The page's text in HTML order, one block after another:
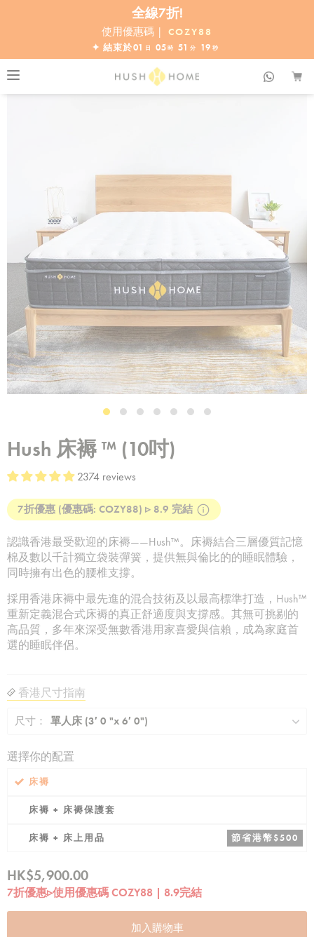
滿 $10000•全單68折
優惠於8.9 星期日結束•立即行動！
全線7折!
使用優惠碼 | COZY88
✦ 結束於01 日 05 時 51 分 17 秒
Hush 床褥 ™ (10吋)
2374 reviews
7折優惠 (優惠碼: COZY88) ▹ 8.9 完結
認識香港最受歡迎的床褥——Hush™。床褥結合三層優質記憶
棉及數以千計獨立袋裝彈簧，提供無與倫比的的睡眠體驗，
同時擁有出色的腰椎支撐。
採用香港床褥中最先進的混合技術及以最高標準打造，Hush™
重新定義混合式床褥的真正舒適度與支撐感。其無可挑剔的
高品質，多年來深受無數香港用家喜愛與信賴，成為家庭首
選的睡眠伴侶。
香港尺寸指南
尺寸： 單人床 (3′ 0 "x 6′ 0")
選擇你的配置
床褥
床褥 + 床褥保護套
床褥 + 床上用品 節省港幣$500
HK$5,900.00
7折優惠▹使用優惠碼 COZY88 | 8.9完結